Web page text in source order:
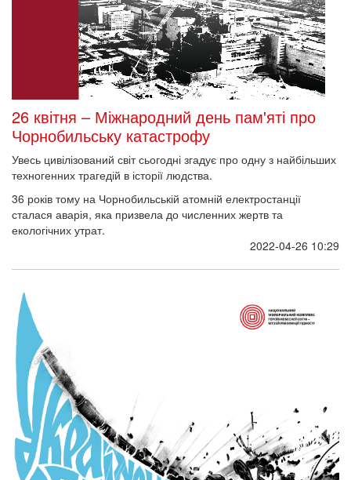
26 квітня – Міжнародний день пам'яті про
Чорнобильську катастрофу
Увесь цивілізований світ сьогодні згадує про одну з найбільших
техногенних трагедій в історії людства.
36 років тому на Чорнобильській атомній електростанції
сталася аварія, яка призвела до численних жертв та
екологічних утрат.
2022-04-26 10:29